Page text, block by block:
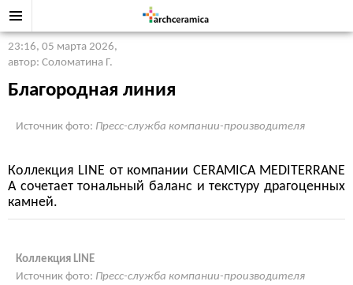
23:16, 05 марта 2026,
автор: Соломатина Г.
Благородная линия
Источник фото: Пресс-служба компании-производителя
Коллекция LINE от компании CERAMICA MEDITERRANE
A сочетает тональный баланс и текстуру драгоценных
камней.
Коллекция LINE
Источник фото: Пресс-служба компании-производителя